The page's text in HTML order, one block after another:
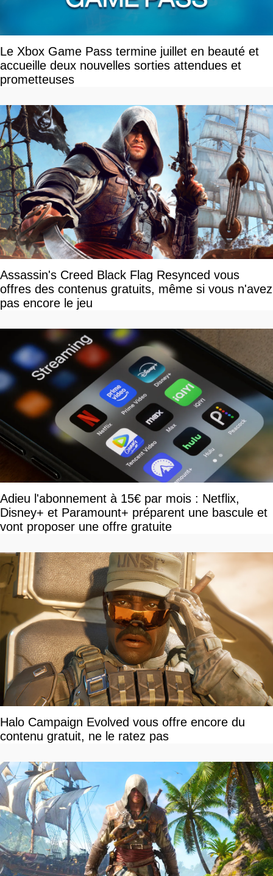
Le Xbox Game Pass termine juillet en beauté et
accueille deux nouvelles sorties attendues et
prometteuses
Assassin's Creed Black Flag Resynced vous
offres des contenus gratuits, même si vous n'avez
pas encore le jeu
Adieu l'abonnement à 15€ par mois : Netflix,
Disney+ et Paramount+ préparent une bascule et
vont proposer une offre gratuite
Halo Campaign Evolved vous offre encore du
contenu gratuit, ne le ratez pas